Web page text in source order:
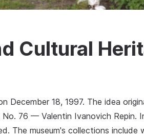
Cultural
December 18, 1997. The idea
76 — Valentin Ivanovich Repin.
The museum's collections include